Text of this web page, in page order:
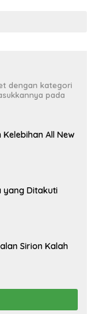
dengan kategori
pada
All New
yang Ditakuti
Sirion Kalah